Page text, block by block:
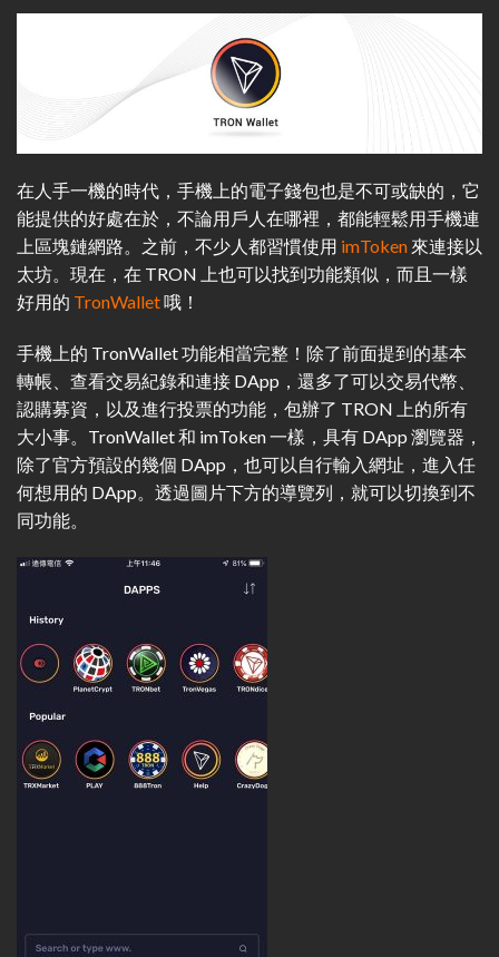
在人手一機的時代，手機上的電子錢包也是不可或缺的，它
能提供的好處在於，不論用戶人在哪裡，都能輕鬆用手機連
上區塊鏈網路。之前，不少人都習慣使用 imToken 來連接以
太坊。現在，在 TRON 上也可以找到功能類似，而且一樣
好用的 TronWallet哦！
手機上的 TronWallet 功能相當完整！除了前面提到的基本
轉帳、查看交易紀錄和連接 DApp，還多了可以交易代幣、
認購募資，以及進行投票的功能，包辦了 TRON 上的所有
大小事。TronWallet 和 imToken 一樣，具有 DApp 瀏覽器，
除了官方預設的幾個 DApp，也可以自行輸入網址，進入任
何想用的 DApp。透過圖片下方的導覽列，就可以切換到不
同功能。